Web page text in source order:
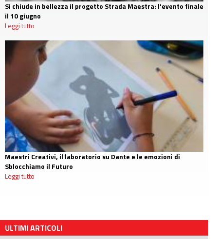
Si chiude in bellezza il progetto Strada Maestra: l'evento finale
il 10 giugno
Leggi tutto
Maestri Creativi, il laboratorio su Dante e le emozioni di
Sblocchiamo il Futuro
Leggi tutto
ULTIMI ARTICOLI